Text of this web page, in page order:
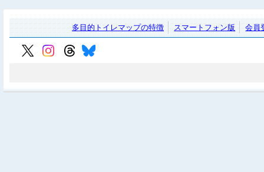
多目的トイレマップの特徴 スマートフォン版 会員